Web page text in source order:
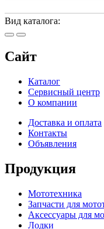
Вид каталога:
Сайт
Каталог
Сервисный центр
О компании
Доставка и оплата
Контакты
Объявления
Продукция
Мототехника
Запчасти для
Аксессуары для
Лодки